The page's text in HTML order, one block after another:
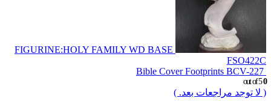
FIGURINE:HOLY FAMILY WD BASE
FSO422C
Bible Cover Footprints BCV-227
0
out of 5
( لا توجد مراجعات بعد. )